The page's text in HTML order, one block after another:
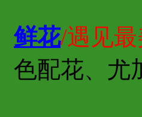
鲜花/遇见
色配花、尤